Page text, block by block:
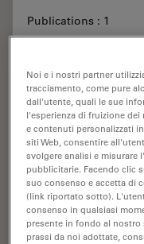
Publications : 1
Noi e i nostri partner
tracciamento, come pure
dall'utente, quali le sue
l'esperienza di fruizione
e contenuti personalizzati
siti Web, consentire
svolgere analisi e misurare
pubblicitarie. Facendo clic
suo consenso e accetta di
(link riportato sotto).
consenso in qualsiasi
presente in fondo al nostro
prassi da noi adottate,